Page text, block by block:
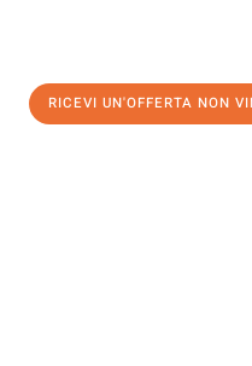
RICEVI UN'OFFERTA NON